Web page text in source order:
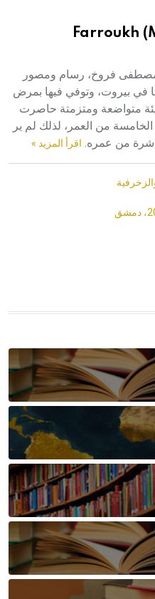
جديدة في عام 2026
Farroukh
(مصطفى -) (1901-1957) مصطفى فروخ، رسام ومصور
في بيروت، وتوفي فيها بمرض
متواضعة ومتزمتة حاصرت
من العمر، لذلك لم ير
من عمره. اقرأ المزيد »